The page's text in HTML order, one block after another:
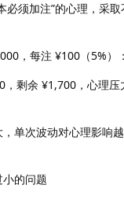
必须加注”的心理，采
，每注 ¥100（5%）：
剩余 ¥1,700，心理压
单次波动对心理影响
的问题